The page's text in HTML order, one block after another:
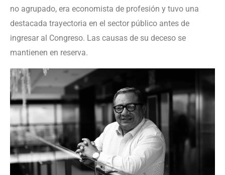
no agrupado, era economista de profesión y tuvo una
destacada trayectoria en el sector público antes de
ingresar al Congreso. Las causas de su deceso se
mantienen en reserva.